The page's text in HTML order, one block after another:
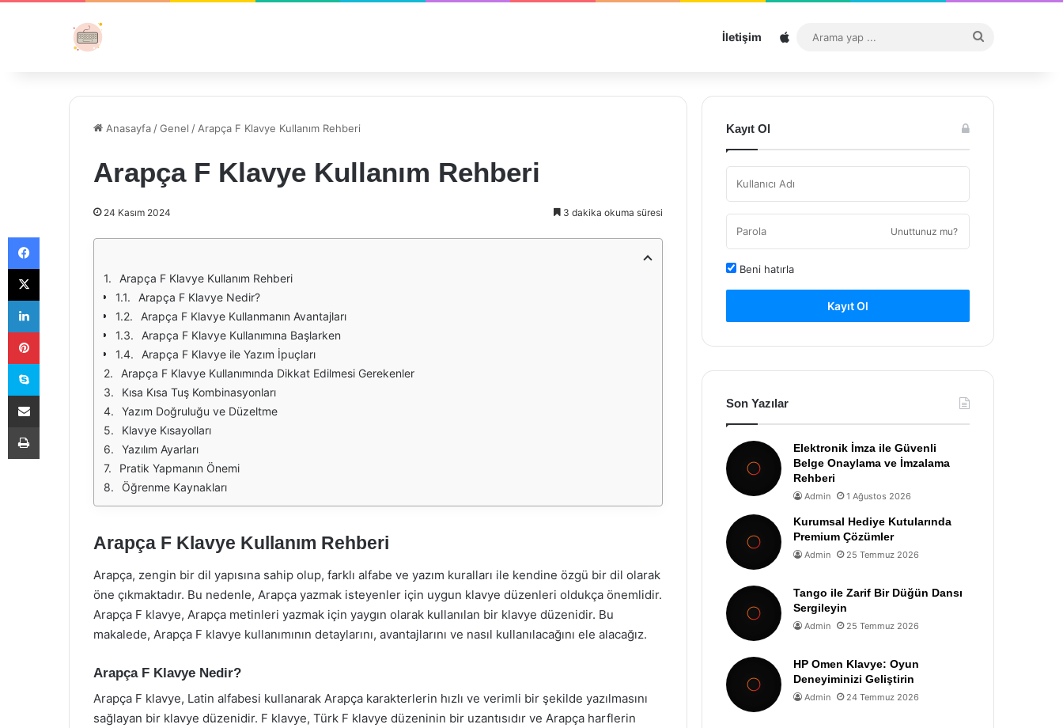
İletişim Sitemap
...
Anasayfa /Genel / Arapça F Klavye Kullanım Rehberi
Arapça F Klavye Kullanım Rehberi
24 Kasım 2024 3 dakika okuma süresi
Arapça F Klavye Kullanım Rehberi
Arapça F Klavye Nedir?
Arapça F Klavye Kullanmanın Avantajları
Arapça F Klavye Kullanımına Başlarken
Arapça F Klavye ile Yazım İpuçları
Arapça F Klavye Kullanımında Dikkat Edilmesi Gerekenler
Kısa Kısa Tuş Kombinasyonları
Yazım Doğruluğu ve Düzeltme
Klavye Kısayolları
Yazılım Ayarları
Pratik Yapmanın Önemi
Öğrenme Kaynakları
Arapça F Klavye Kullanım Rehberi
Arapça, zengin bir dil yapısına sahip olup, farklı alfabe ve yazım kuralları ile kendine özgü bir dil olarak
öne çıkmaktadır. Bu nedenle, Arapça yazmak isteyenler için uygun klavye düzenleri oldukça önemlidir.
Arapça F klavye, Arapça metinleri yazmak için yaygın olarak kullanılan bir klavye düzenidir. Bu
makalede, Arapça F klavye kullanımının detaylarını, avantajlarını ve nasıl kullanılacağını ele alacağız.
Arapça F Klavye Nedir?
Arapça F klavye, Latin alfabesi kullanarak Arapça karakterlerin hızlı ve verimli bir şekilde yazılmasını
sağlayan bir klavye düzenidir. F klavye, Türk F klavye düzeninin bir uzantısıdır ve Arapça harflerin
Kayıt Ol
Unuttunuz mu?
Beni hatırla
Kayıt Ol
Son Yazılar
Elektronik İmza ile Güvenli
Belge Onaylama ve İmzalama
Rehberi
Admin 1 Ağustos 2026
Kurumsal Hediye Kutularında
Premium Çözümler
Admin 25 Temmuz 2026
Tango ile Zarif Bir Düğün Dansı
Sergileyin
Admin 25 Temmuz 2026
HP Omen Klavye: Oyun
Deneyiminizi Geliştirin
Admin 24 Temmuz 2026
Facebook
X
LinkedIn
Pinterest
Skype
E-Posta ile paylaş